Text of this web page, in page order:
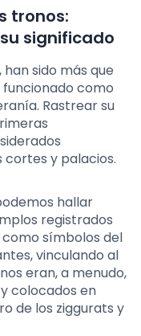
tronos:
significado
sido más que
funcionado como
Rastrear su
y palacios.
hallar
registrados
símbolos del
vinculando al
eran, a menudo,
colocados en
de los ziggurats y